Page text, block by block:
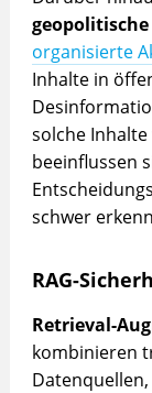
organisierte
Inhalte in
solche
beeinflussen
schwer
RAG-
Retrieval-
kombinieren